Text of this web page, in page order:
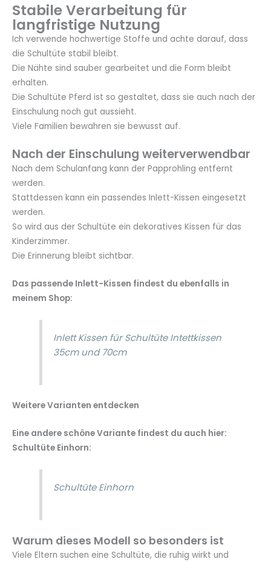
Stabile Verarbeitung für
langfristige Nutzung
Ich verwende hochwertige Stoffe und achte darauf, dass
die Schultüte stabil bleibt.
Die Nähte sind sauber gearbeitet und die Form bleibt
erhalten.
Die Schultüte Pferd ist so gestaltet, dass sie auch nach der
Einschulung noch gut aussieht.
Viele Familien bewahren sie bewusst auf.
Nach der Einschulung weiterverwendbar
Nach dem Schulanfang kann der Papprohling entfernt
werden.
Stattdessen kann ein passendes Inlett-Kissen eingesetzt
werden.
So wird aus der Schultüte ein dekoratives Kissen für das
Kinderzimmer.
Die Erinnerung bleibt sichtbar.
Das passende Inlett-Kissen findest du ebenfalls in
meinem Shop:
Inlett Kissen für Schultüte Intettkissen
35cm und 70cm
Weitere Varianten entdecken
Eine andere schöne Variante findest du auch hier:
Schultüte Einhorn:
Schultüte Einhorn
Warum dieses Modell so besonders ist
Viele Eltern suchen eine Schultüte, die ruhig wirkt und